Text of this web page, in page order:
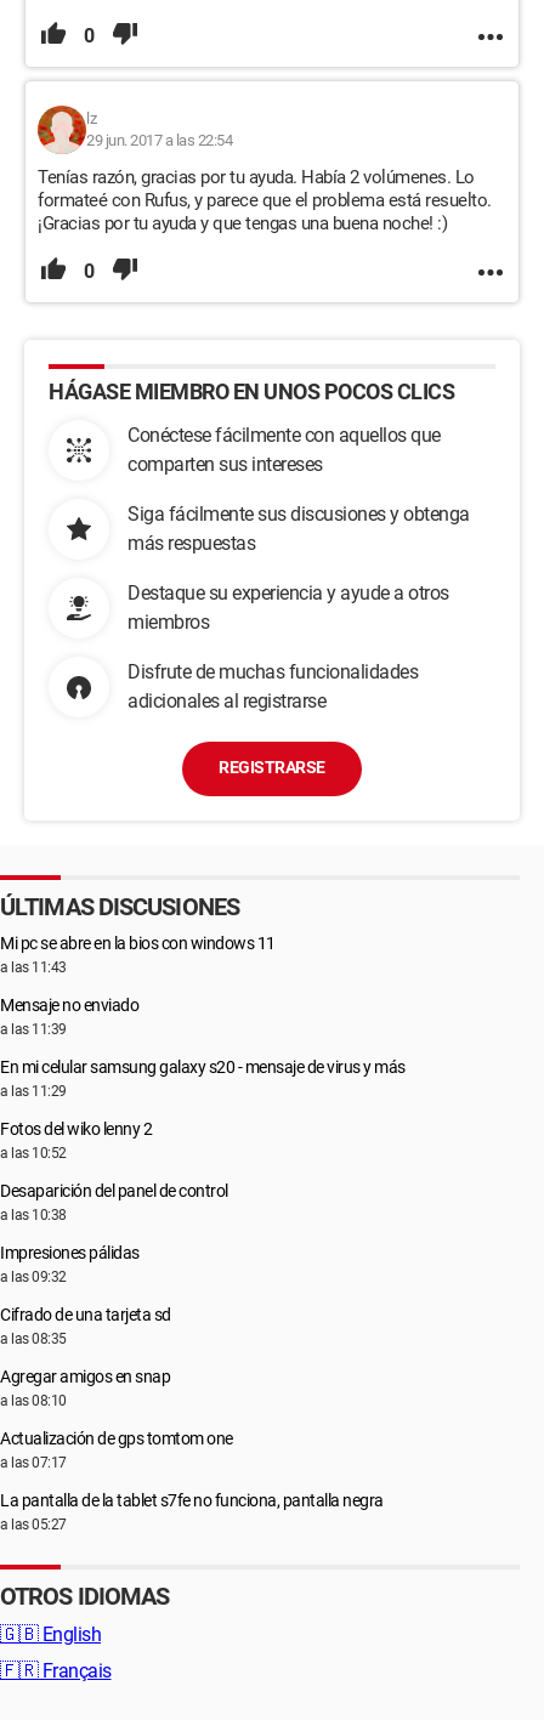
0
lz
29 jun. 2017 a las 22:54
Tenías razón, gracias por tu ayuda. Había 2 volúmenes. Lo
formateé con Rufus, y parece que el problema está resuelto.
¡Gracias por tu ayuda y que tengas una buena noche! :)
0
HÁGASE MIEMBRO EN UNOS POCOS CLICS
Conéctese fácilmente con aquellos que
comparten sus intereses
Siga fácilmente sus discusiones y obtenga
más respuestas
Destaque su experiencia y ayude a otros
miembros
Disfrute de muchas funcionalidades
adicionales al registrarse
REGISTRARSE
ÚLTIMAS DISCUSIONES
Mi pc se abre en la bios con windows 11
a las 11:43
Mensaje no enviado
a las 11:39
En mi celular samsung galaxy s20 - mensaje de virus y más
a las 11:29
Fotos del wiko lenny 2
a las 10:52
Desaparición del panel de control
a las 10:38
Impresiones pálidas
a las 09:32
Cifrado de una tarjeta sd
a las 08:35
Agregar amigos en snap
a las 08:10
Actualización de gps tomtom one
a las 07:17
La pantalla de la tablet s7fe no funciona, pantalla negra
a las 05:27
OTROS IDIOMAS
🇬🇧 English
🇫🇷 Français